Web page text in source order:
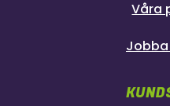
Våra